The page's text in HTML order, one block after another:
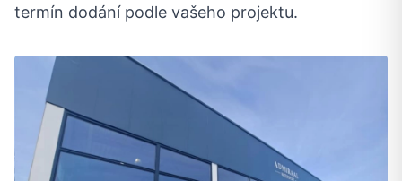
termín dodání podle vašeho projektu.